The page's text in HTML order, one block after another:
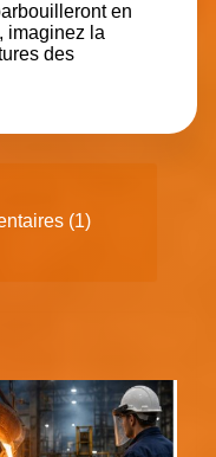
en
imaginez la
des
(1)